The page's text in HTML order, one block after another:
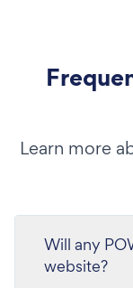
Learn more
Will any
website?